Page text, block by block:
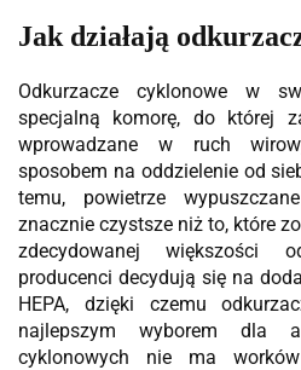
Jak działają
Odkurzacze cyklonowe w
specjalną komorę, do której
wprowadzane w ruch
sposobem na oddzielenie od
temu, powietrze
znacznie czystsze niż to, które
zdecydowanej większości
producenci decydują się na
HEPA, dzięki czemu
najlepszym wyborem dla
cyklonowych nie ma